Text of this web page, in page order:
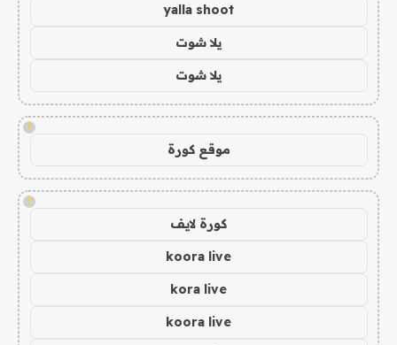
yalla shoot
يلا شوت
يلا شوت
!
موقع كورة
!
كورة لايف
koora live
kora live
koora live